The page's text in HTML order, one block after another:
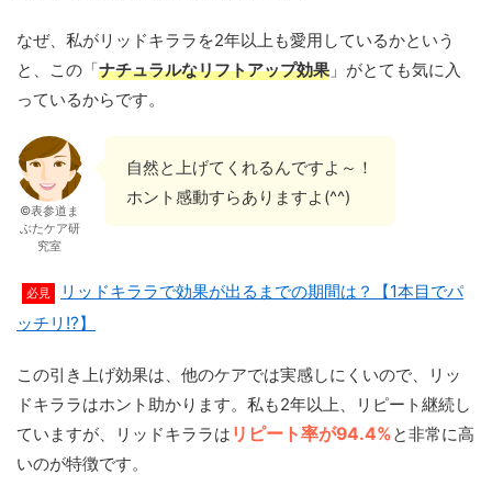
なぜ、私がリッドキララを2年以上も愛用しているかという
と、この「ナチュラルなリフトアップ効果 」がとても気に入
っているからです。
©表参道ま
ぶたケア研
究室
自然と上げてくれるんですよ～！
ホント感動すらありますよ(^^)
必見
リッドキララで効果が出るまでの期間は？【1本目でパ
ッチリ!?】
この引き上げ効果は、他のケアでは実感しにくいので、リッ
ドキララはホント助かります。私も2年以上、リピート継続し
ていますが、リッドキララは リピート率が94.4%と非常に高
いのが特徴です。